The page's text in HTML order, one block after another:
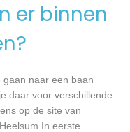
er binnen
naar een baan
daar voor verschillende
op de site van
In eerste